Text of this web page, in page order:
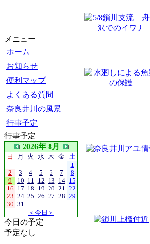
メニュー
ホーム
お知らせ
便利マップ
よくある質問
奈良井川の風景
行事予定
行事予定
2026年 8月
日 月 火 水 木 金 土
1
2
3 4 5 6 7
8
9
10 11 12 13 14 15
16 17 18 19 20 21 22
23 24 25 26 27 28 29
30 31
＜今日＞
今日の予定
予定なし